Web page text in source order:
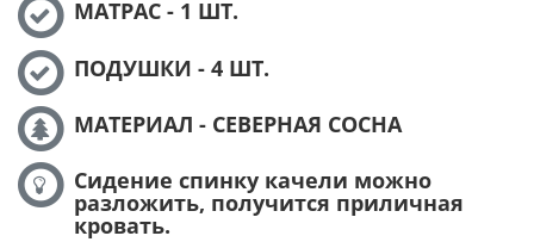
МАТРАС - 1 ШТ.
ПОДУШКИ - 4 ШТ.
МАТЕРИАЛ - СЕВЕРНАЯ СОСНА
Сидение спинку качели можно
разложить, получится приличная
кровать.